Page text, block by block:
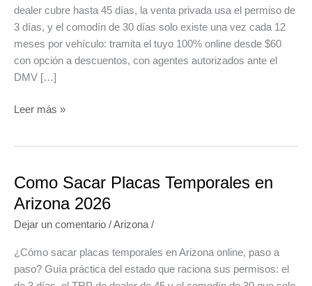
dealer cubre hasta 45 días, la venta privada usa el permiso de
3 días, y el comodín de 30 días solo existe una vez cada 12
meses por vehículo: tramita el tuyo 100% online desde $60
con opción a descuentos, con agentes autorizados ante el
DMV […]
Sacar
Arizona
2026
Leer más »
Como Sacar Placas Temporales en
Arizona 2026
Dejar un comentario /Arizona /
¿Cómo sacar placas temporales en Arizona online, paso a
paso? Guía práctica del estado que raciona sus permisos: el